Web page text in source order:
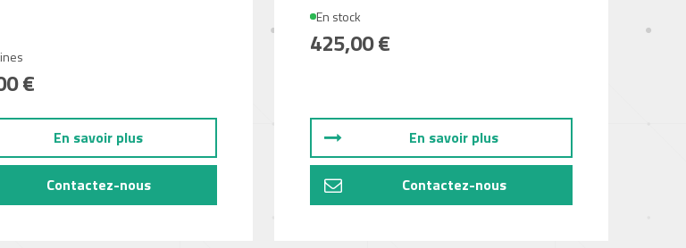
€
En savoir plus
Contactez-nous
En stock
425,00 €
En savoir plus
Contactez-nous